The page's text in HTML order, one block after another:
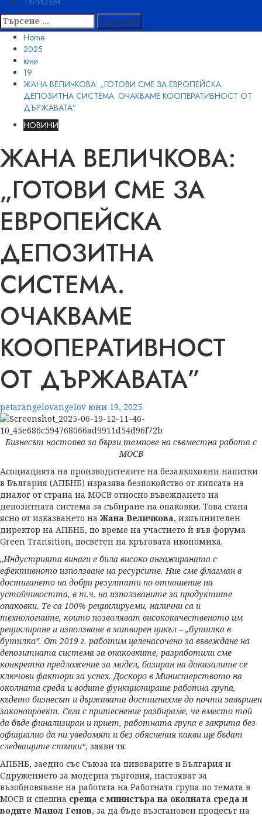
Търсене
за:
Home
2025
юни
19
ЖАНА ВЕЛИЧКОВА: „ГОТОВИ СМЕ ЗА ЕВРОПЕЙСКА
ДЕПОЗИТНА СИСТЕМА. ОЧАКВАМЕ КООПЕРАТИВНОСТ ОТ
ДЪРЖАВАТА”
НОВИНИ
ЖАНА ВЕЛИЧКОВА:
„ГОТОВИ СМЕ ЗА
ЕВРОПЕЙСКА
ДЕПОЗИТНА
СИСТЕМА.
ОЧАКВАМЕ
КООПЕРАТИВНОСТ
ОТ ДЪРЖАВАТА”
petarangelovangelov юни 19, 2025
Бизнесът настоява за бързи темпове на съвместна работа с
МОСВ
Асоциацията на производителите на безалкохолни напитки
в България (АПБНБ) изразява безпокойство от липсата на
диалог от страна на МОСВ относно въвеждането на
депозитната система за събиране на опаковки. Това стана
ясно от изказването на Жана Величкова, изпълнителен
директор на АПБНБ, по време на участието ѝ във форума
Green Transition, посветен на кръговата икономика.
„Индустрията винаги е била високо ангажираната с
ефективното използване на ресурсите. Ние сме флагман в
достигането на добри резултати по отношение на
устойчивостта, в т.ч. на използваните за продуктите
опаковки. Те са 100% рециклируеми, налични са и
технологиите, които позволяват висококачественото им
рециклиране и използване в затворен цикъл – „бутилка в
бутилка“. От 2019 г. работим целенасочено за въвеждане на
депозитната система за опаковките, разработили сме
конкретно предложение за модел, базиран на доказалите се
ключови фактори за успех. Доскоро в Министерството на
околната среда и водите функционираше работна група,
където бизнесът и държавата достигнахме до почти завършен
законопроект. Сега с притеснение разбираме, че вместо той
да бъде финализиран и приет, работната група е закрита без
официално да ни уведомят и без обяснения какви ще бъдат
следващите стъпки“, заяви тя.
АПБНБ, заедно със Съюза на пивоварите в България и
Сдружението за модерна търговия, настояват за
възобновяване на работата на Работната група по темата в
МОСВ и спешна среща с министъра на околната среда и
водите Манол Генов, за да бъде възстановен процесът на